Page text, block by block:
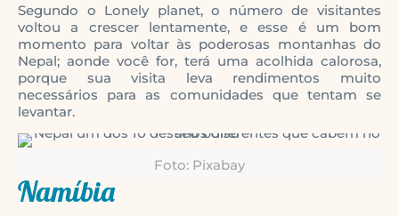
Segundo o Lonely planet, o número de visitantes
voltou a crescer lentamente, e esse é um bom
momento para voltar às poderosas montanhas do
Nepal; aonde você for, terá uma acolhida calorosa,
porque sua visita leva rendimentos muito
necessários para as comunidades que tentam se
levantar.
Foto: Pixabay
Namíbia